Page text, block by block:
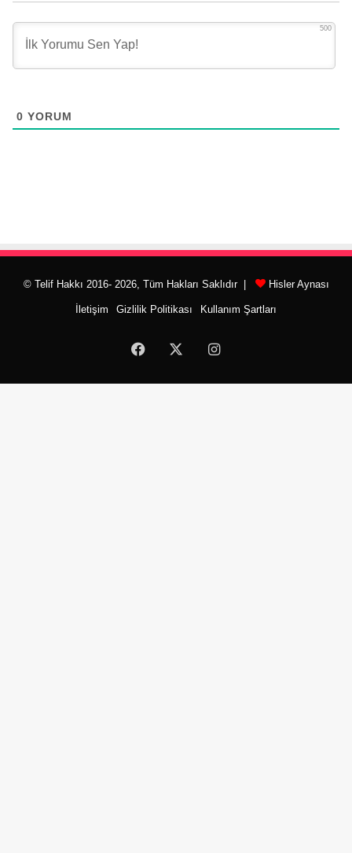
500
0 YORUM
© Telif Hakkı 2016- 2026, Tüm Hakları Saklıdır | Hisler Aynası
İletişim Gizlilik Politikası Kullanım Şartları
Facebook Instagram